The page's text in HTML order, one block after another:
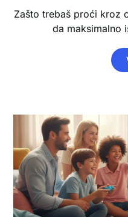
Zašto trebaš proći kroz
da maksimalno